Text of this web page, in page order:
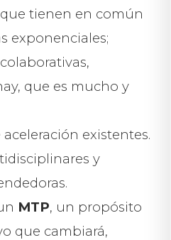
tienen en común
exponenciales;
que es mucho y
existentes.
y
MTP, un propósito
que cambiará,